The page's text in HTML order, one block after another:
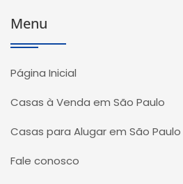
Menu
Página Inicial
Casas à Venda em São Paulo
Casas para Alugar em São Paulo
Fale conosco